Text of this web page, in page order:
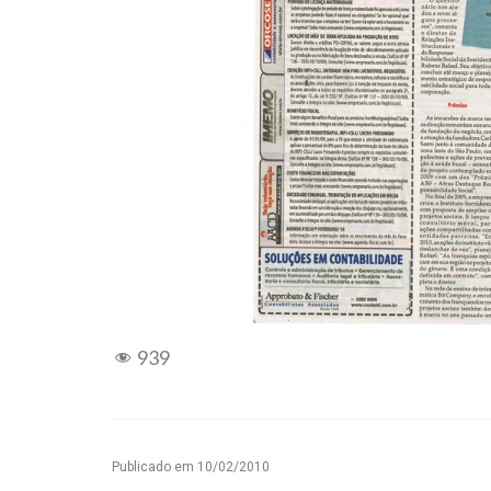
939
Publicado em 10/02/2010